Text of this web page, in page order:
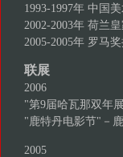
1993-1997年 中国
2002-2003年 荷兰
2005-2005年 罗马
联展
2006
"第9届哈瓦那双年
"鹿特丹电影节"－
2005